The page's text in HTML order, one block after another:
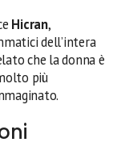
Hicran,
dell’intera
che la donna è
più